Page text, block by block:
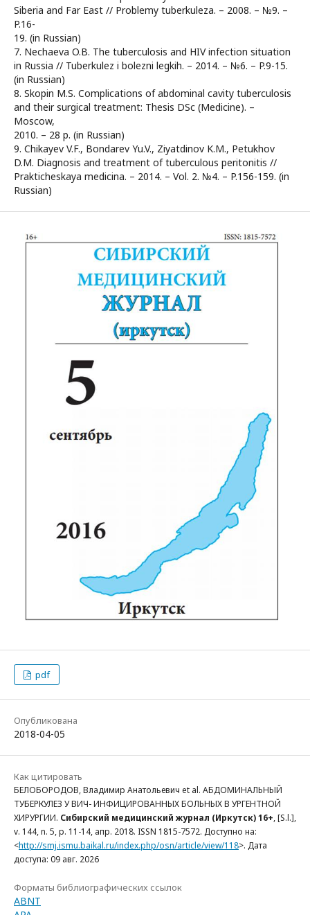
Siberia and Far East // Problemy tuberkuleza. – 2008. – №9. –
P.16-
19. (in Russian)
7. Nechaeva O.B. The tuberculosis and HIV infection situation
in Russia // Tuberkulez i bolezni legkih. – 2014. – №6. – P.9-15.
(in Russian)
8. Skopin M.S. Complications of abdominal cavity tuberculosis
and their surgical treatment: Thesis DSc (Medicine). –
Moscow,
2010. – 28 p. (in Russian)
9. Chikayev V.F., Bondarev Yu.V., Ziyatdinov K.M., Petukhov
D.M. Diagnosis and treatment of tuberculous peritonitis //
Prakticheskaya medicina. – 2014. – Vol. 2. №4. – P.156-159. (in
Russian)
pdf
Опубликована
2018-04-05
Как цитировать
БЕЛОБОРОДОВ, Владимир Анатольевич et al. АБДОМИНАЛЬНЫЙ
ТУБЕРКУЛЕЗ У ВИЧ- ИНФИЦИРОВАННЫХ БОЛЬНЫХ В УРГЕНТНОЙ
ХИРУРГИИ. Сибирский медицинский журнал (Иркутск) 16+, [S.l.],
v. 144, n. 5, p. 11-14, апр. 2018. ISSN 1815-7572. Доступно на:
<http://smj.ismu.baikal.ru/index.php/osn/article/view/118>. Дата
доступа: 09 авг. 2026
Форматы библиографических ссылок
ABNT